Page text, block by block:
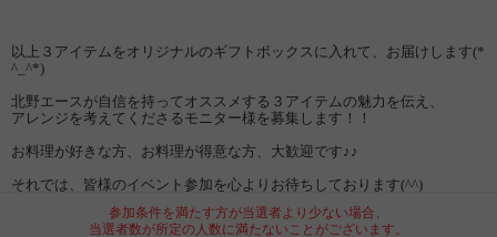
以上３アイテムをオリジナルのギフトボックスに入れて、お届けします(*
^_^*)
北野エースが自信を持ってオススメする３アイテムの魅力を伝え、
アレンジを考えてくださるモニター様を募集します！！
お料理が好きな方、お料理が得意な方、大歓迎です♪♪
それでは、皆様のイベント参加を心よりお待ちしております(^^)
参加条件を満たす方が当選者より少ない場合、
当選者数が所定の人数に満たないことがございます。